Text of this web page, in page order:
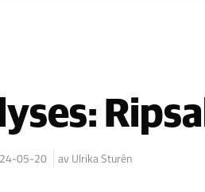
05-20 av Ulrika Sturén